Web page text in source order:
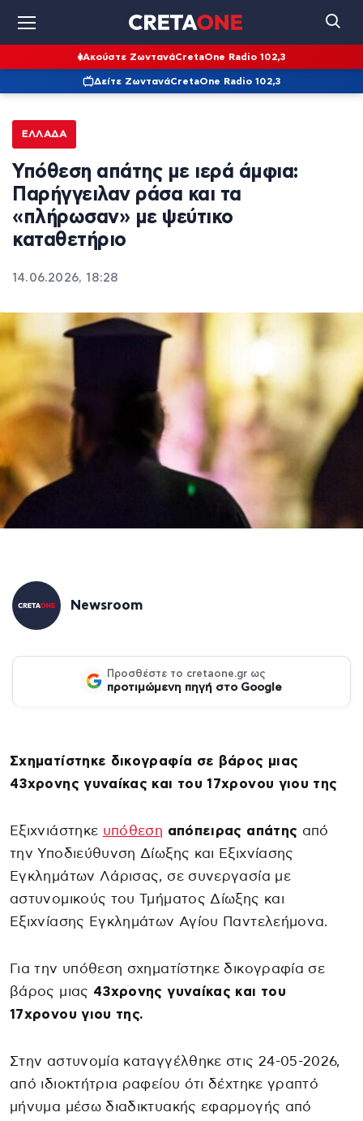
Ακούστε ΖωντανάCretaOne Radio 102,3
Δείτε ΖωντανάCretaOne Radio 102,3
ΕΛΛΆΔΑ
Υπόθεση απάτης με ιερά άμφια:
Παρήγγειλαν ράσα και τα
«πλήρωσαν» με ψεύτικο
καταθετήριο
14.06.2026, 18:28
Newsroom
Προσθέστε το cretaone.gr ως
προτιμώμενη πηγή στο Google
Σχηματίστηκε δικογραφία σε βάρος μιας
43χρονης γυναίκας και του 17χρονου γιου της
Εξιχνιάστηκε υπόθεση απόπειρας απάτης από
την Υποδιεύθυνση Δίωξης και Εξιχνίασης
Εγκλημάτων Λάρισας, σε συνεργασία με
αστυνομικούς του Τμήματος Δίωξης και
Εξιχνίασης Εγκλημάτων Αγίου Παντελεήμονα.
Για την υπόθεση σχηματίστηκε δικογραφία σε
βάρος μιας 43χρονης γυναίκας και του
17χρονου γιου της.
Στην αστυνομία καταγγέλθηκε στις 24-05-2026,
από ιδιοκτήτρια ραφείου ότι δέχτηκε γραπτό
μήνυμα μέσω διαδικτυακής εφαρμογής από